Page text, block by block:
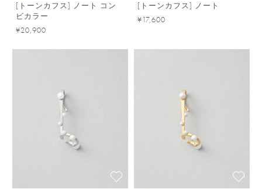
[トーンカフス] ノート コン
ビカラー
¥20,900
[トーンカフス] ノート
¥17,600